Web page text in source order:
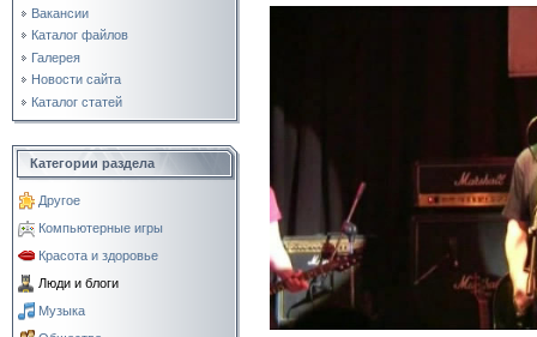
Вакансии
Каталог файлов
Галерея
Новости сайта
Каталог статей
Категории раздела
Другое
Компьютерные игры
Красота и здоровье
Люди и блоги
Музыка